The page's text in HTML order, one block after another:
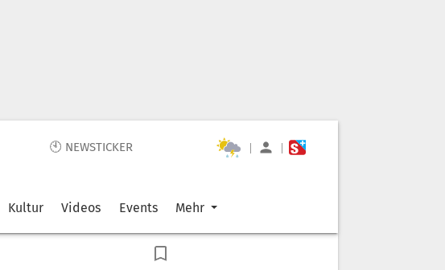
🕙 NEWSTICKER | |
Kultur Videos Events Mehr